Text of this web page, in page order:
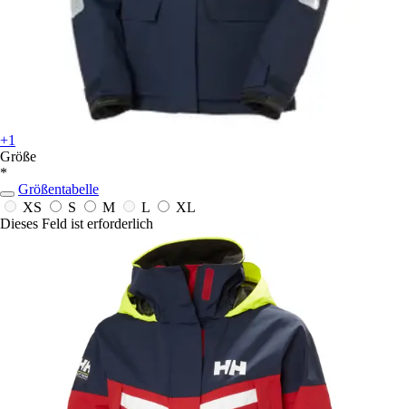
+1
Größe
*
Größentabelle
XS
S M L
XL
Dieses Feld ist erforderlich